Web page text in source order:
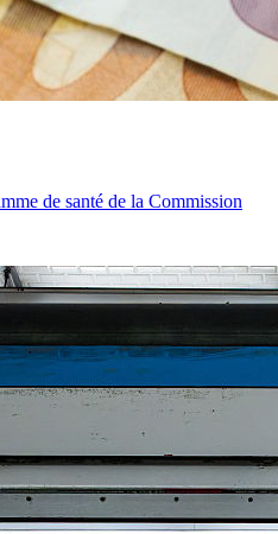
de santé de la Commission